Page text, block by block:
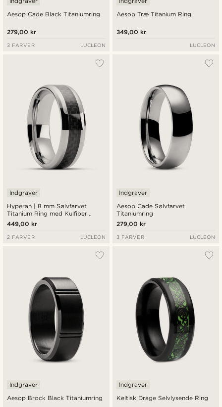
Aesop Cade Black Titaniumring
279,00 kr
3 FARVER LUCLEON
Aesop Træ Titanium Ring
349,00 kr
LUCLEON
Hyperan | 8 mm Sølvfarvet
Titanium Ring med Kulfiber
Indlæg
Indgraver
449,00 kr
2 FARVER LUCLEON
Aesop Cade Sølvfarvet
Titaniumring
Indgraver
279,00 kr
3 FARVER LUCLEON
Aesop Brock Black Titaniumring
Indgraver
Keltisk Drage Selvlysende Ring
Indgraver